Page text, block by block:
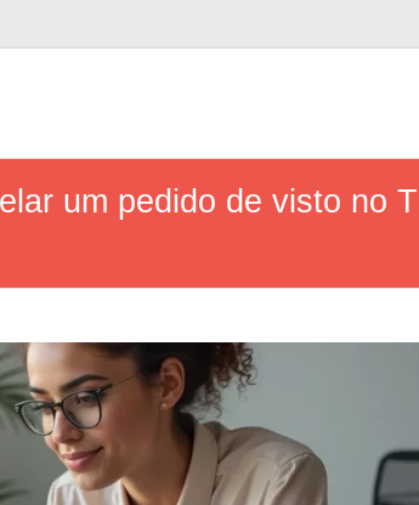
um pedido de visto no